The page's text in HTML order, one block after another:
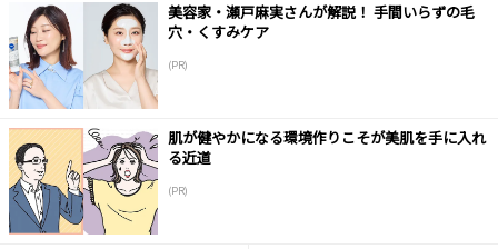
美容家・瀬戸麻実さんが解説！ 手間いらずの毛
穴・くすみケア
(PR)
肌が健やかになる環境作りこそが美肌を手に入れ
る近道
(PR)